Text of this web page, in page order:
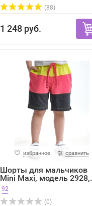
(88)
1 248 руб.
избранное сравнить
Шорты для мальчиков
Mini Maxi, модель
92
(0)